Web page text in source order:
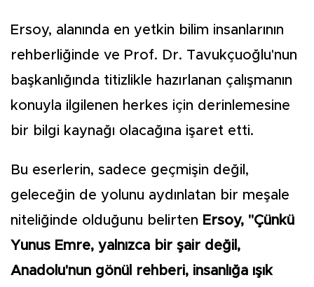
Ersoy, alanında en yetkin bilim insanlarının
rehberliğinde ve Prof. Dr. Tavukçuoğlu'nun
başkanlığında titizlikle hazırlanan çalışmanın
konuyla ilgilenen herkes için derinlemesine
bir bilgi kaynağı olacağına işaret etti.
Bu eserlerin, sadece geçmişin değil,
geleceğin de yolunu aydınlatan bir meşale
niteliğinde olduğunu belirten Ersoy, "Çünkü
Yunus Emre, yalnızca bir şair değil,
Anadolu'nun gönül rehberi, insanlığa ışık